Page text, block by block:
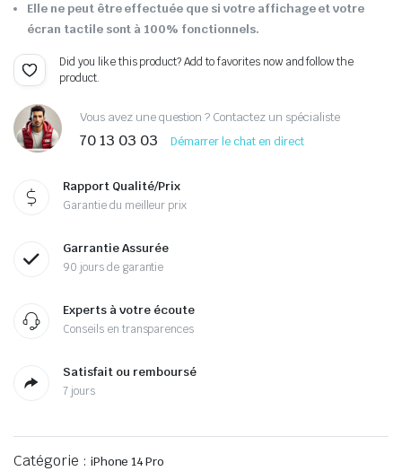
Elle ne peut être effectuée que si votre affichage et votre
écran tactile sont à 100% fonctionnels.
Did you like this product? Add to favorites now and follow the
product.
Vous avez une question ? Contactez un spécialiste
70 13 03 03 Démarrer le chat en direct
Rapport Qualité/Prix
Garantie du meilleur prix
Garrantie Assurée
90 jours de garantie
Experts à votre écoute
Conseils en transparences
Satisfait ou remboursé
7 jours
Catégorie : iPhone 14 Pro